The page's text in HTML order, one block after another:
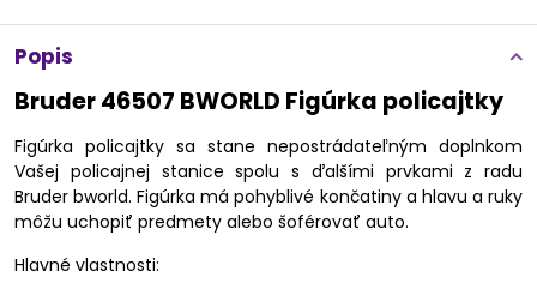
Popis
Bruder 46507 BWORLD Figúrka policajtky
Figúrka policajtky sa stane nepostrádateľným doplnkom
Vašej policajnej stanice spolu s ďalšími prvkami z radu
Bruder bworld. Figúrka má pohyblivé končatiny a hlavu a ruky
môžu uchopiť predmety alebo šoférovať auto.
Hlavné vlastnosti: